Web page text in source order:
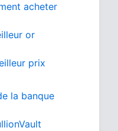
acheter
or
prix
la banque